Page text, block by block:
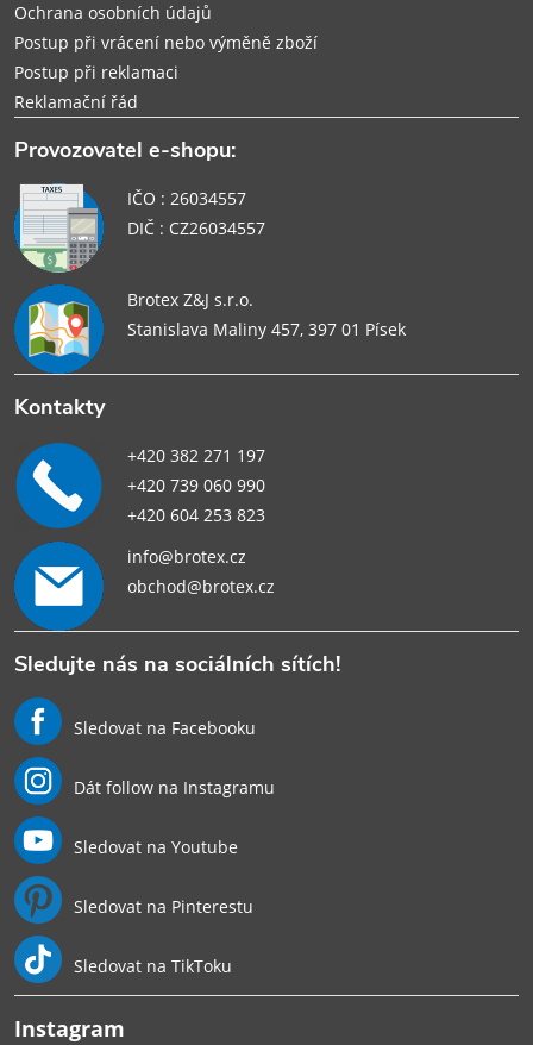
Ochrana osobních údajů
Postup při vrácení nebo výměně zboží
Postup při reklamaci
Reklamační řád
Provozovatel e-shopu:
IČO : 26034557
DIČ : CZ26034557
Brotex Z&J s.r.o.
Stanislava Maliny 457, 397 01 Písek
Kontakty
+420 382 271 197
+420 739 060 990
+420 604 253 823
info@brotex.cz
obchod@brotex.cz
Sledujte nás na sociálních sítích!
Sledovat na Facebooku
Dát follow na Instagramu
Sledovat na Youtube
Sledovat na Pinterestu
Sledovat na TikToku
Instagram